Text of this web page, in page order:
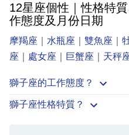
12星座個性｜性格特
作態度及月份日期
摩羯座 水瓶座 雙魚座
座
處女座 巨蟹座 天秤
獅子座的工作態度？
獅子座性格特質？